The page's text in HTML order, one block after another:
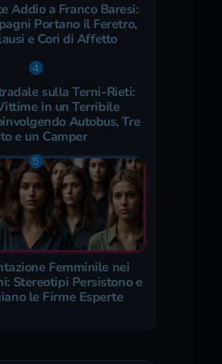
Addio a Franco Baresi:
Portano il Feretro,
e Cori di Affetto
sulla Terni-Rieti:
in un Terribile
Autobus, Tre
e un Camper
Femminile nei
Stereotipi Persistono e
le Firme Esperte